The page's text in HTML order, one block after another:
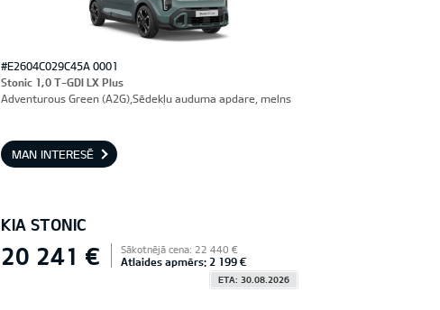
#E2604C029C45A 0001
Stonic 1,0 T-GDI LX Plus
Adventurous Green (A2G),Sēdekļu auduma apdare, melns
MAN INTERESĒ
KIA STONIC
20 241 € Sākotnējā cena: 22 440 €
Atlaides apmērs: 2 199 €
ETA: 30.08.2026